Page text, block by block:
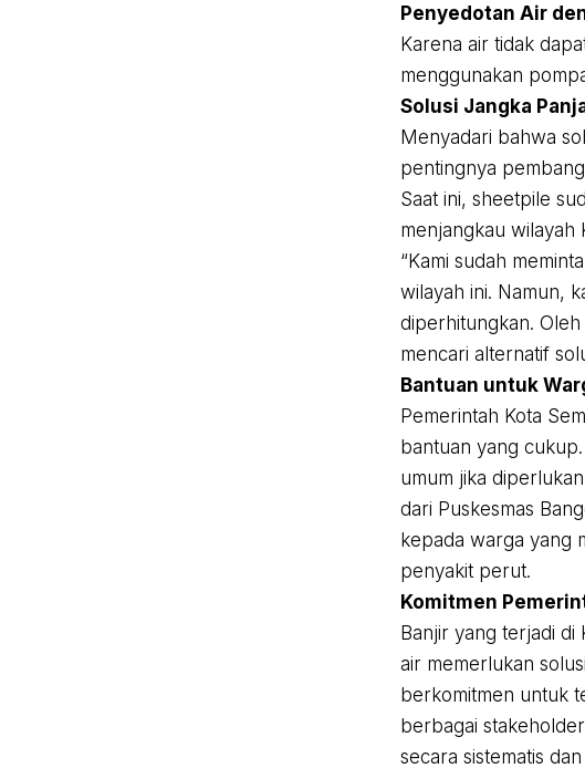
Penyedotan Air
Karena air tidak
menggunakan
Solusi Jangka
Menyadari bahwa
pentingnya
Saat ini, sheetpile
menjangkau wilayah
“Kami sudah
wilayah ini. Namun,
diperhitungkan.
mencari alternatif
Bantuan untuk
Pemerintah Kota
bantuan yang
umum jika
dari Puskesmas
kepada warga yang
penyakit perut.
Komitmen
Banjir yang terjadi di
air memerlukan
berkomitmen untuk
berbagai
secara sistematis